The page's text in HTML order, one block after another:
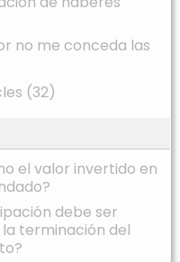
no me conceda las
(32)
el valor invertido en
debe ser
terminación del